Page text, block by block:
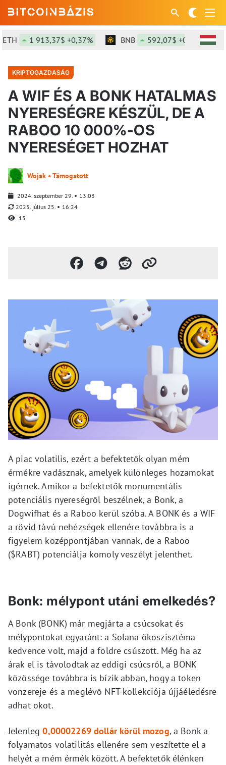
1 913,37$ +0,37% BNB 592,07$ +0,29%
KRIPTOGAZDASÁG
A WIF ÉS A BONK HATALMAS
NYERESÉGRE KÉSZÜL, DE A
RABOO 10 000%-OS
NYERESÉGET HOZHAT
Wojak • Támogatott
2024. szeptember 29.
13:03
2025. július 25.
16:24
15
A piac volatilis, ezért a befektetők olyan mém
érmékre vadásznak, amelyek különleges hozamokat
ígérnek. Amikor a befektetők monumentális
potenciális nyereségről beszélnek, a Bonk, a
Dogwifhat és a Raboo kerül szóba. A BONK és a WIF
a rövid távú nehézségek ellenére továbbra is a
figyelem középpontjában vannak, de a Raboo
($RABT) potenciálja komoly veszélyt jelenthet.
Bonk: mélypont utáni emelkedés?
A Bonk (BONK) már megjárta a csúcsokat és
mélypontokat egyaránt: a Solana ökoszisztéma
kedvence volt, majd a földre csúszott. Még ha az
árak el is távolodtak az eddigi csúcsról, a BONK
közössége továbbra is bízik abban, hogy a token
vonzereje és a meglévő NFT-kollekciója újjáéledésre
adhat okot.
Jelenleg0,00002269 dollár körül mozog, a Bonk a
folyamatos volatilitás ellenére sem veszítette el a
helyét a mém érmék között. A befektetők élénken